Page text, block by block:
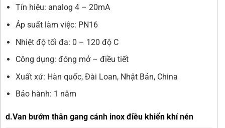
Tín hiệu: analog 4 – 20mA
Áp suất làm việc: PN16
Nhiệt độ tối đa: 0 – 120 độ C
Công dụng: đóng mở – điều tiết
Xuất xứ: Hàn quốc, Đài Loan, Nhật Bản, China
Bảo hành: 1 năm
d.Van bướm thân gang cánh inox điều khiển khí nén